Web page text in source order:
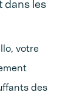
dans les
votre
des